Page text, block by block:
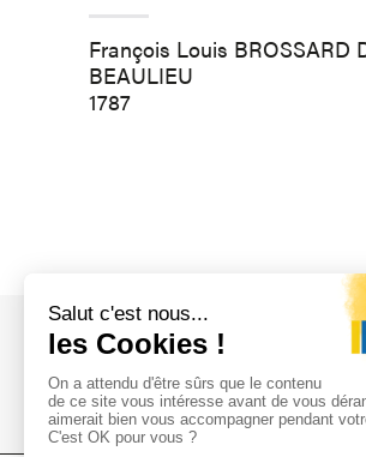
François Louis BROSSARD
BEAULIEU
1787